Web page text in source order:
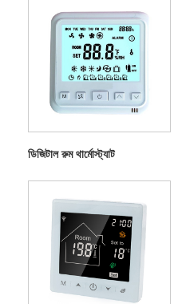
ডিজিটাল রুম থার্মোস্ট্যাট